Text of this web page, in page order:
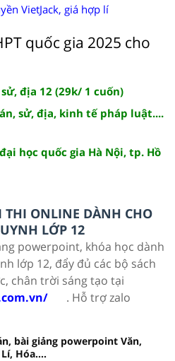
VietJack, giá hợp lí
quốc gia 2025 cho
địa 12 (29k/ 1 cuốn)
sử, địa, kinh tế pháp luật....
học quốc gia Hà Nội, tp. Hồ
THI ONLINE DÀNH CHO
LỚP 12
powerpoint, khóa học dành
lớp 12, đẩy đủ các bộ sách
chân trời sáng tạo tại
. Hỗ trợ zalo
bài giảng powerpoint Văn,
Hóa....